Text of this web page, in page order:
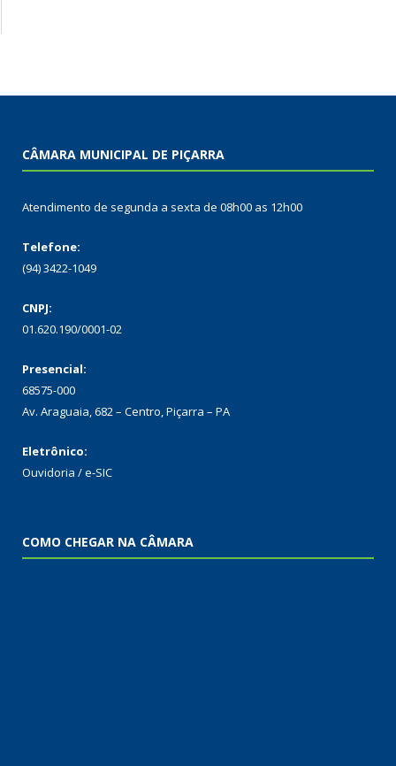
CÂMARA MUNICIPAL DE PIÇARRA
Atendimento de segunda a sexta de 08h00 as 12h00
Telefone:
(94) 3422-1049
CNPJ:
01.620.190/0001-02
Presencial:
68575-000
Av. Araguaia, 682 – Centro, Piçarra – PA
Eletrônico:
Ouvidoria /e-SIC
COMO CHEGAR NA CÂMARA